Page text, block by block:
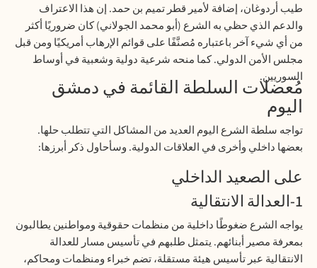
طيب أردوغان، إضافة لأمير قطر تميم بن حمد. إن هذا الاعتراف
والدعم الذي حظي به الشرع (أبو محمد الجولاني) كان ضروريًا أكثر
من أي شيء آخر باعتباره مُصنَّفًا على قوائم الإرهاب أمريكيًا ومن قبل
مجلس الأمن الدولي. كما منحه شرعية دولية وشعبية في أوساط
السوريين.
مُعضلات السلطة القائمة في دمشق
اليوم
تواجه سلطة الشرع اليوم العديد من المشاكل التي تتطلب حلها.
بعضها داخلي وأخرى في العلاقات الدولية. وسأحاول ذكر أبرزها:
على الصعيد الداخلي
1-العدالة الانتقالية
يواجه الشرع ضغوطًا داخلية من منظمات حقوقية ومواطنين يطالبون
بمعرفة مصير أبنائهم. يتمثل طلبهم في تأسيس مسار للعدالة
الانتقالية عبر تأسيس هيئة مستقلة، تضم خبراء ومنظمات ومحاكم،